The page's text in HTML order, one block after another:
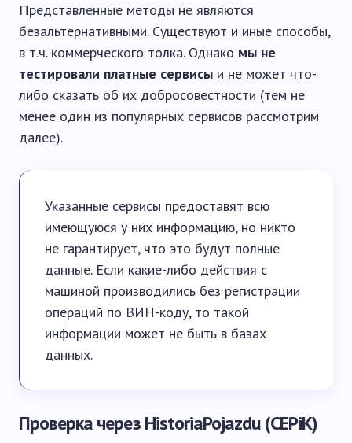
Представленные методы не являются
безальтернативными. Существуют и иные способы,
в т.ч. коммерческого толка. Однако мы не
тестировали платные сервисы и не может что-
либо сказать об их добросовестности (тем не
менее один из популярных сервисов рассмотрим
далее).
Указанные сервисы предоставят всю
имеющуюся у них информацию, но никто
не гарантирует, что это будут полные
данные. Если какие-либо действия с
машиной производились без регистрации
операций по ВИН-коду, то такой
информации может не быть в базах
данных.
Проверка через HistoriaPojazdu (CEPiK)